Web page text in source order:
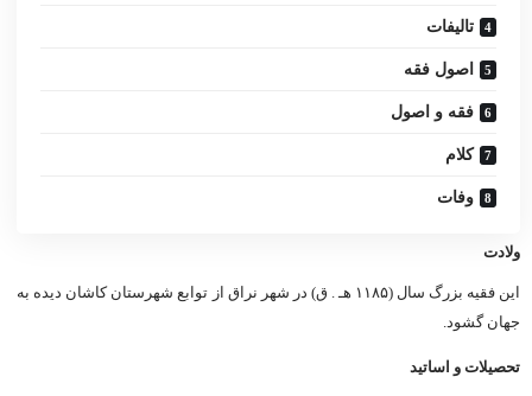
تالیفات
اصول فقه
فقه و اصول
کلام
وفات
ولادت
این فقیه بزرگ سال (۱۱۸۵ هـ . ق) در شهر نراق از توابع شهرستان کاشان دیده به
جهان گشود.
تحصیلات و اساتید